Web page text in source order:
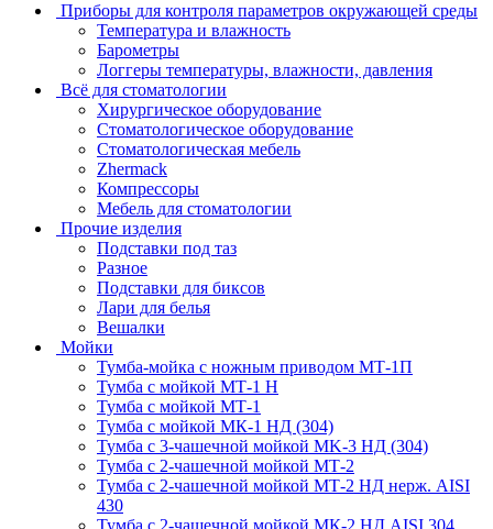
Приборы для контроля параметров окружающей среды
Температура и влажность
Барометры
Логгеры температуры, влажности, давления
Всё для стоматологии
Хирургическое оборудование
Стоматологическое оборудование
Стоматологическая мебель
Zhermack
Компрессоры
Мебель для стоматологии
Прочие изделия
Подставки под таз
Разное
Подставки для биксов
Лари для белья
Вешалки
Мойки
Тумба-мойка с ножным приводом МТ-1П
Тумба с мойкой МТ-1 Н
Тумба с мойкой МТ-1
Тумба с мойкой МК-1 НД (304)
Тумба с 3-чашечной мойкой МK-3 НД (304)
Тумба с 2-чашечной мойкой МТ-2
Тумба с 2-чашечной мойкой МТ-2 НД нерж. AISI
430
Тумба с 2-чашечной мойкой МК-2 НД AISI 304